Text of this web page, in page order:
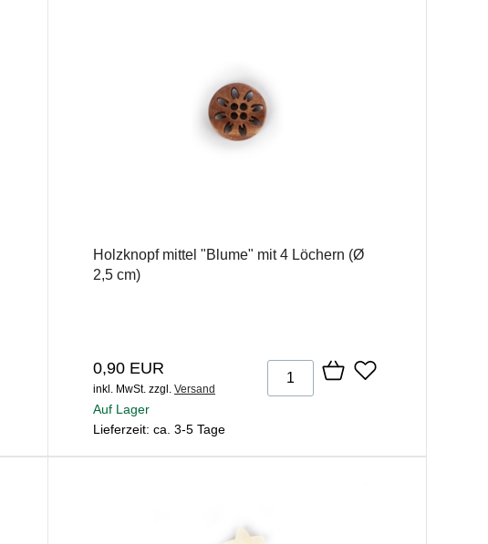
Holzknopf mittel "Blume" mit 4 Löchern (Ø
2,5 cm)
0,90 EUR
inkl. MwSt. zzgl. Versand
Auf Lager
Lieferzeit: ca. 3-5 Tage